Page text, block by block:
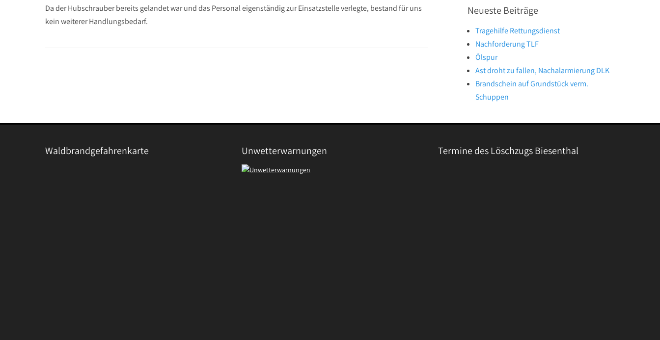
Da der Hubschrauber bereits gelandet war und das Personal eigenständig zur Einsatzstelle verlegte, bestand für uns
kein weiterer Handlungsbedarf.
Neueste Beiträge
Tragehilfe Rettungsdienst
Nachforderung TLF
Ölspur
Ast droht zu fallen, Nachalarmierung DLK
Brandschein auf Grundstück verm.
Schuppen
Waldbrandgefahrenkarte Unwetterwarnungen Termine des Löschzugs Biesenthal